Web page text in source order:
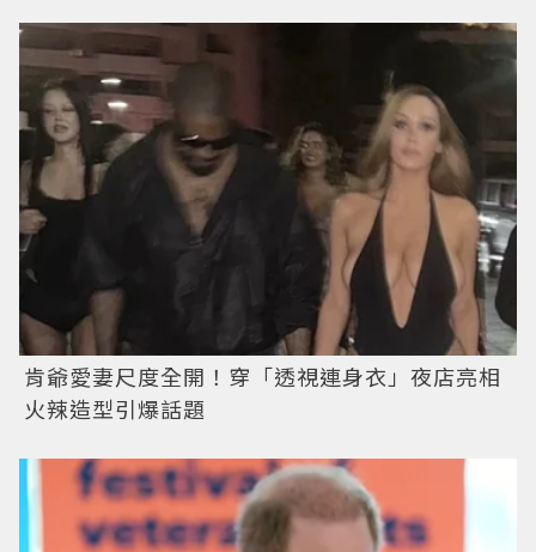
肯爺愛妻尺度全開！穿「透視連身衣」夜店亮相
火辣造型引爆話題